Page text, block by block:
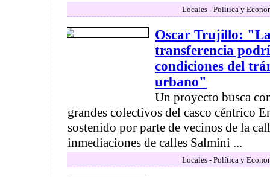
Locales - Política y
Oscar Trujillo:
transferencia
condiciones del
urbano"
Un proyecto busca
grandes colectivos del casco céntrico
sostenido por parte de vecinos de la
inmediaciones de calles Salmini ...
Locales - Política y